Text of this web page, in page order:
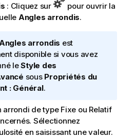
: Cliquez sur
pour ouvrir la
Angles arrondis.
arrondis est
disponible si vous avez
leStyle des
sous Propriétés du
: Général.
arrondi de type Fixe ou Relatif
Sélectionnez
en saisissant une valeur.